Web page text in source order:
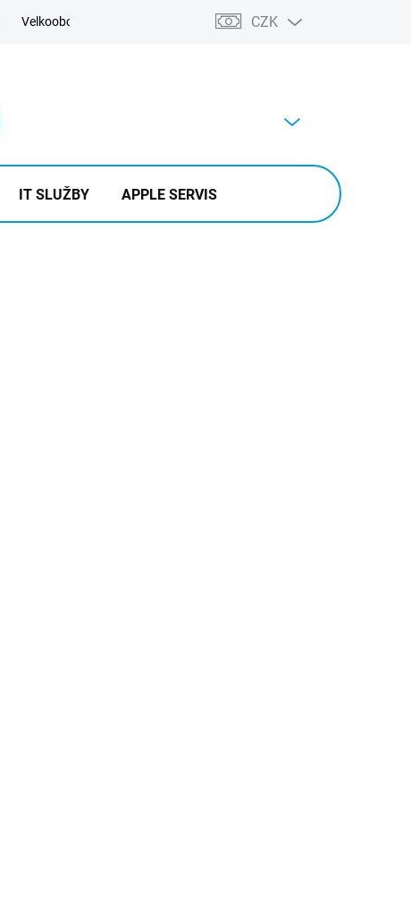
Velkoobchod Výkup CZK
IT SLUŽBY APPLE SERVIS